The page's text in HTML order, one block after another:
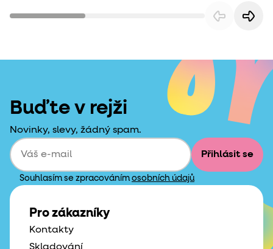
Buďte v rejži
Novinky, slevy, žádný spam.
Přihlásit se
Souhlasím se zpracováním osobních údajů
Pro zákazníky
Kontakty
Skladování